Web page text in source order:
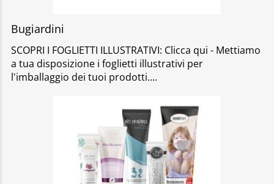
Bugiardini
SCOPRI I FOGLIETTI ILLUSTRATIVI: Clicca qui - Mettiamo
a tua disposizione i foglietti illustrativi per
l'imballaggio dei tuoi prodotti.